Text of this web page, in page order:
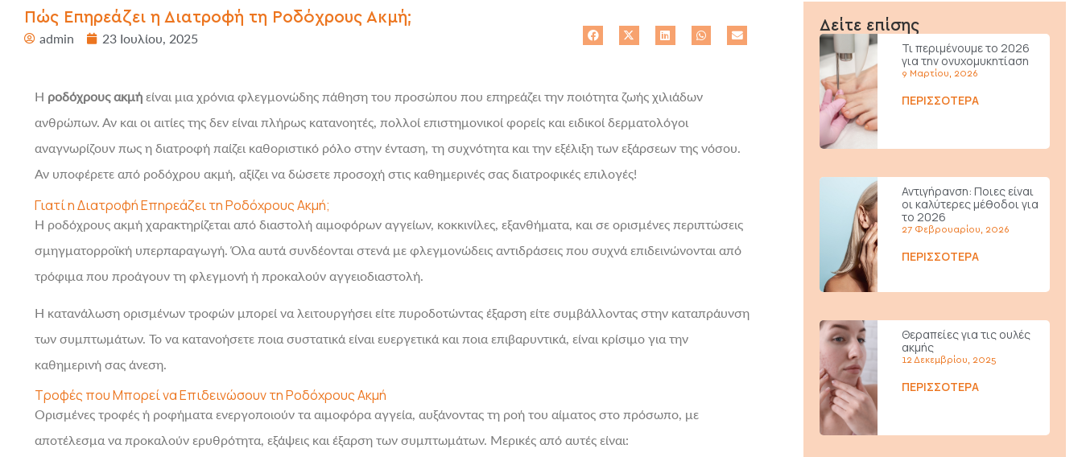
Πώς Επηρεάζει η Διατροφή τη Ροδόχρους Ακμή;
admin 23 Ιουλίου, 2025
Η ροδόχρους ακμή είναι μια χρόνια φλεγμονώδης πάθηση του προσώπου που επηρεάζει την ποιότητα ζωής χιλιάδων
ανθρώπων. Αν και οι αιτίες της δεν είναι πλήρως κατανοητές, πολλοί επιστημονικοί φορείς και ειδικοί δερματολόγοι
αναγνωρίζουν πως η διατροφή παίζει καθοριστικό ρόλο στην ένταση, τη συχνότητα και την εξέλιξη των εξάρσεων της νόσου.
Αν υποφέρετε από ροδόχρου ακμή, αξίζει να δώσετε προσοχή στις καθημερινές σας διατροφικές επιλογές!
Γιατί η Διατροφή Επηρεάζει τη Ροδόχρους Ακμή;
Η ροδόχρους ακμή χαρακτηρίζεται από διαστολή αιμοφόρων αγγείων, κοκκινίλες, εξανθήματα, και σε ορισμένες περιπτώσεις
σμηγματορροϊκή υπερπαραγωγή. Όλα αυτά συνδέονται στενά με φλεγμονώδεις αντιδράσεις που συχνά επιδεινώνονται από
τρόφιμα που προάγουν τη φλεγμονή ή προκαλούν αγγειοδιαστολή.
Η κατανάλωση ορισμένων τροφών μπορεί να λειτουργήσει είτε πυροδοτώντας έξαρση είτε συμβάλλοντας στην καταπράυνση
των συμπτωμάτων. Το να κατανοήσετε ποια συστατικά είναι ευεργετικά και ποια επιβαρυντικά, είναι κρίσιμο για την
καθημερινή σας άνεση.
Τροφές που Μπορεί να Επιδεινώσουν τη Ροδόχρους Ακμή
Ορισμένες τροφές ή ροφήματα ενεργοποιούν τα αιμοφόρα αγγεία, αυξάνοντας τη ροή του αίματος στο πρόσωπο, με
αποτέλεσμα να προκαλούν ερυθρότητα, εξάψεις και έξαρση των συμπτωμάτων. Μερικές από αυτές είναι:
Δείτε επίσης
Τι περιμένουμε το 2026
για την ονυχομυκητίαση
9 Μαρτίου, 2026
ΠΕΡΙΣΣΌΤΕΡΑ
Αντιγήρανση: Ποιες είναι
οι καλύτερες μέθοδοι για
το 2026
27 Φεβρουαρίου, 2026
ΠΕΡΙΣΣΌΤΕΡΑ
Θεραπείες για τις ουλές
ακμής
12 Δεκεμβρίου, 2025
ΠΕΡΙΣΣΌΤΕΡΑ